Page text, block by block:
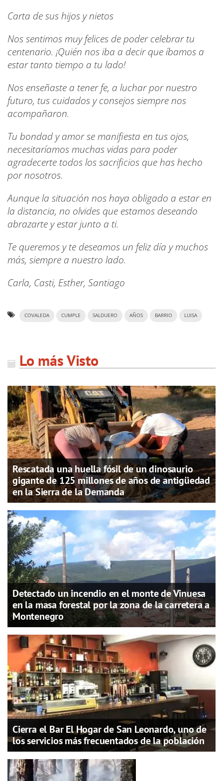
Carta de sus hijos y nietos
Nos sentimos muy felices de poder celebrar tu
centenario. ¡Quién nos iba a decir que íbamos a
estar tanto tiempo a tu lado!
Nos enseñaste a tener fe, a luchar por nuestro
futuro, tus cuidados y consejos siempre nos
acompañaron.
Tu bondad y amor se manifiesta en tus ojos,
necesitaríamos muchas vidas para poder
agradecerte todos los sacrificios que has hecho
por nosotros.
Aunque la situación nos haya obligado a estar en
la distancia, no olvides que estamos deseando
abrazarte y estar junto a ti.
Te queremos y te deseamos un feliz día y muchos
más, siempre a nuestro lado.
Carla, Casti, Esther, Santiago
COVALEDA CUMPLE SALDUERO AÑOS BARRIO LUISA
Lo más Visto
Rescatada una huella fósil de un dinosaurio
gigante de 125 millones de años de antigüedad
en la Sierra de la Demanda
Detectado un incendio en el monte de Vinuesa
en la masa forestal por la zona de la carretera a
Montenegro
Cierra el Bar El Hogar de San Leonardo, uno de
los servicios más frecuentados de la población